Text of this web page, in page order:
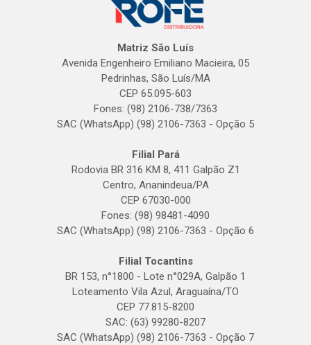
Matriz São Luís
Avenida Engenheiro Emiliano Macieira, 05
Pedrinhas, São Luís/MA
CEP 65.095-603
Fones: (98) 2106-738/7363
SAC (WhatsApp) (98) 2106-7363 - Opção 5
Filial Pará
Rodovia BR 316 KM 8, 411 Galpão Z1
Centro, Ananindeua/PA
CEP 67030-000
Fones: (98) 98481-4090
SAC (WhatsApp) (98) 2106-7363 - Opção 6
Filial Tocantins
BR 153, n°1800 - Lote n°029A, Galpão 1
Loteamento Vila Azul, Araguaína/TO
CEP 77.815-8200
SAC: (63) 99280-8207
SAC (WhatsApp) (98) 2106-7363 - Opção 7